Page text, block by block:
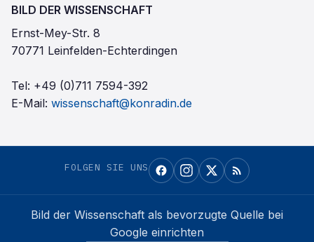
BILD DER WISSENSCHAFT
Ernst-Mey-Str. 8
70771 Leinfelden-Echterdingen
Tel: +49 (0)711 7594-392
E-Mail: wissenschaft@konradin.de
FOLGEN SIE UNS
Bild der Wissenschaft als bevorzugte Quelle bei
Google einrichten